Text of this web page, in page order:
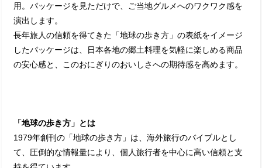
用。パッケージを見ただけで、ご当地グルメへのワクワク感を
演出します。
長年旅人の信頼を得てきた「地球の歩き方」の表紙をイメージ
したパッケージは、日本各地の郷土料理を気軽に楽しめる商品
の安心感と、このおにぎりのおいしさへの期待感を高めます。
「地球の歩き方」とは
1979年創刊の「地球の歩き方」は、海外旅行のバイブルとし
て、圧倒的な情報量により、個人旅行者を中心に高い信頼と支